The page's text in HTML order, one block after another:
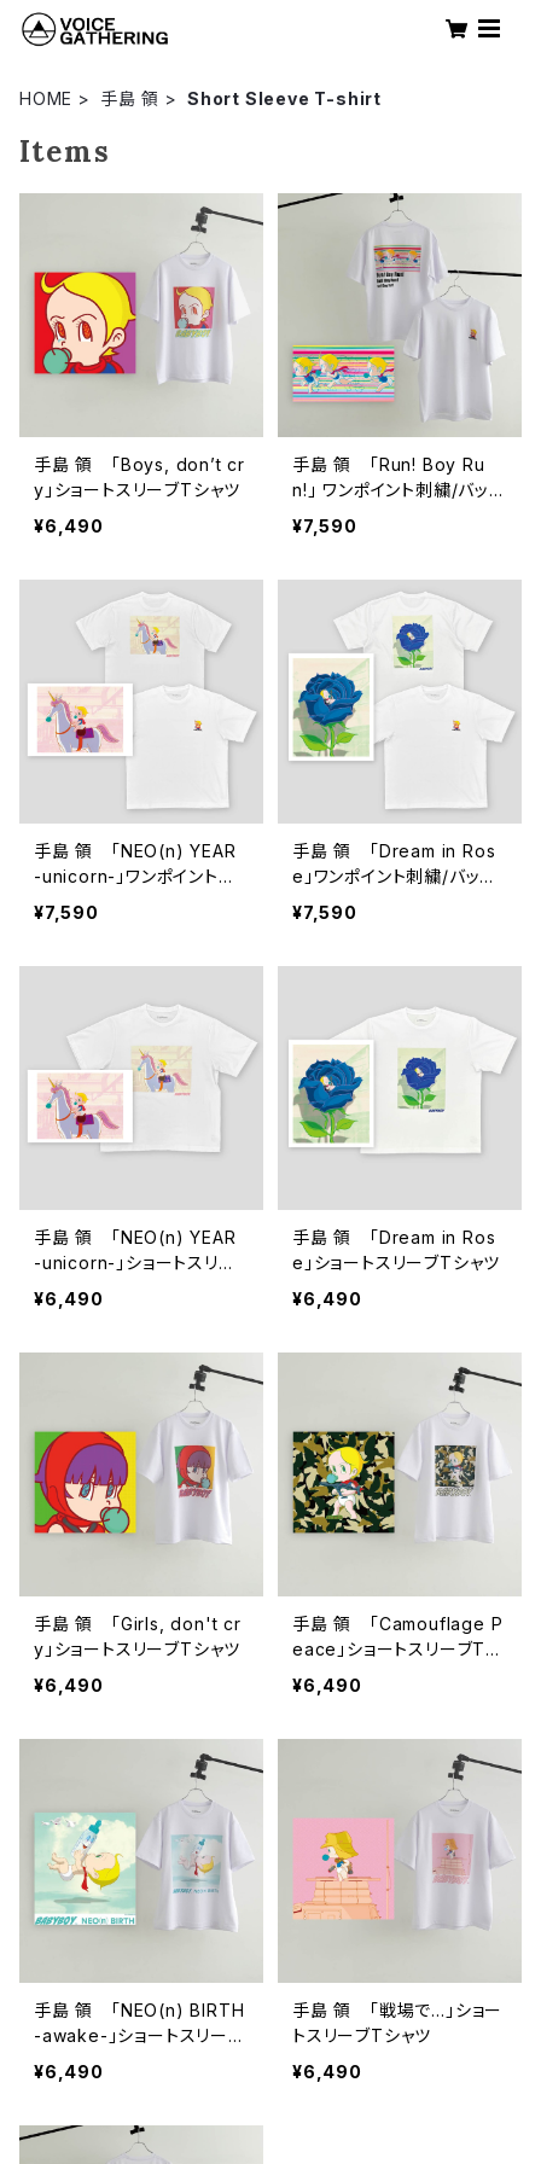
HOME 手島 領 Short Sleeve T-shirt
Items
手島 領 「Boys, don’t cr
y」ショートスリーブTシャツ
¥6,490
手島 領 「Run! Boy Ru
n!」 ワンポイント刺繍/バック
プリント ショートスリーブT
シャツ
¥7,590
手島 領 「NEO(n) YEAR
-unicorn-」ワンポイント刺
繍/バックプリント ショート
スリーブTシャツ
¥7,590
手島 領 「Dream in Ros
e」ワンポイント刺繍/バック
プリント ショートスリーブT
シャツ
¥7,590
手島 領 「NEO(n) YEAR
-unicorn-」ショートスリー
ブTシャツ
¥6,490
手島 領 「Dream in Ros
e」ショートスリーブTシャツ
¥6,490
手島 領 「Girls, don't cr
y」ショートスリーブTシャツ
¥6,490
手島 領 「Camouflage P
eace」ショートスリーブTシ
ャツ
¥6,490
手島 領 「NEO(n) BIRTH
-awake-」ショートスリーブ
Tシャツ
¥6,490
手島 領 「戦場で…」ショー
トスリーブTシャツ
¥6,490